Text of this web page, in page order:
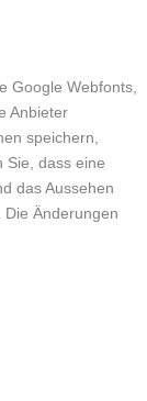
Google Webfonts,
Anbieter
speichern,
Sie, dass eine
das Aussehen
Änderungen